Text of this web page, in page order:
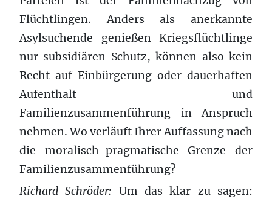
Flüchtlingen. Anders als anerkannte
Asylsuchende genießen Kriegsflüchtlinge
nur subsidiären Schutz, können also kein
Recht auf Einbürgerung oder dauerhaften
Aufenthalt und
Familienzusammenführung in Anspruch
nehmen. Wo verläuft Ihrer Auffassung nach
die moralisch-pragmatische Grenze der
Familienzusammenführung?
Richard Schröder: Um das klar zu sagen: